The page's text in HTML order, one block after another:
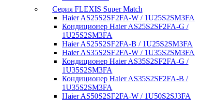
Серия FLEXIS Super Match
Haier AS25S2SF2FA-W / 1U25S2SM3FA
Кондиционер Haier AS25S2SF2FA-G /
1U25S2SM3FA
Haier AS25S2SF2FA-B / 1U25S2SM3FA
Haier AS35S2SF2FA-W / 1U35S2SM3FA
Кондиционер Haier AS35S2SF2FA-G /
1U35S2SM3FA
Кондиционер Haier AS35S2SF2FA-B /
1U35S2SM3FA
Haier AS50S2SF2FA-W / 1U50S2SJ3FA